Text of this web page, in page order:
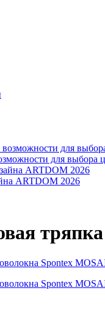
для выбора
ARTDOM 2026